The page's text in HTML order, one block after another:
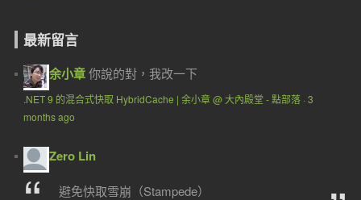
最新留言
余小章你說的對，我改一下
.NET 9 的混合式快取 HybridCache | 余小章 @ 大內殿堂 - 點部落· 3
months ago
Zero Lin
避免快取雪崩（Stampede）